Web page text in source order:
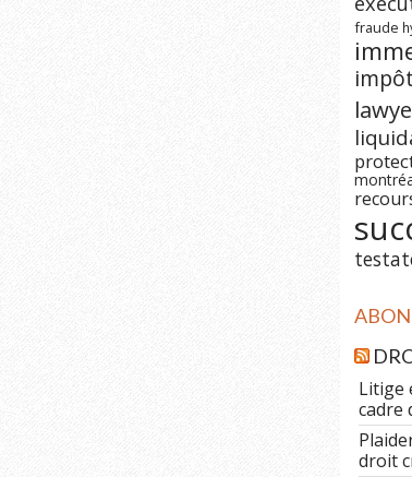
fraude
Litige
cadre
droit